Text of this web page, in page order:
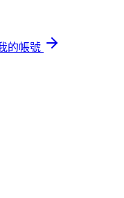
的帳號